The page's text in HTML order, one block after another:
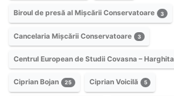
Biroul de presă al Mișcării Conservatoare 3
Cancelaria Mișcării Conservatoare 3
Centrul European de Studii Covasna – Harghita
Ciprian Bojan 25 Ciprian Voicilă 5